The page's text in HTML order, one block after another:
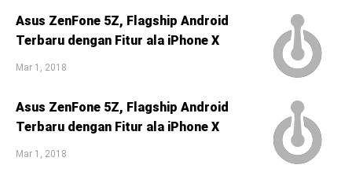
Asus ZenFone 5Z, Flagship Android
Terbaru dengan Fitur ala iPhone X
Mar 1, 2018
Asus ZenFone 5Z, Flagship Android
Terbaru dengan Fitur ala iPhone X
Mar 1, 2018